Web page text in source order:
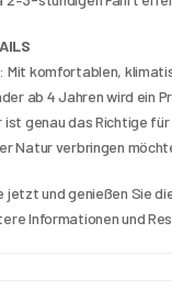
Mit komfortablen,
ab 4 Jahren wird ein
ist genau das Richtige
Natur verbringen
jetzt und genießen Sie
Informationen und